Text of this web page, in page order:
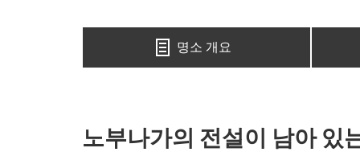
명소 개요
노부나가의 전설이 남아